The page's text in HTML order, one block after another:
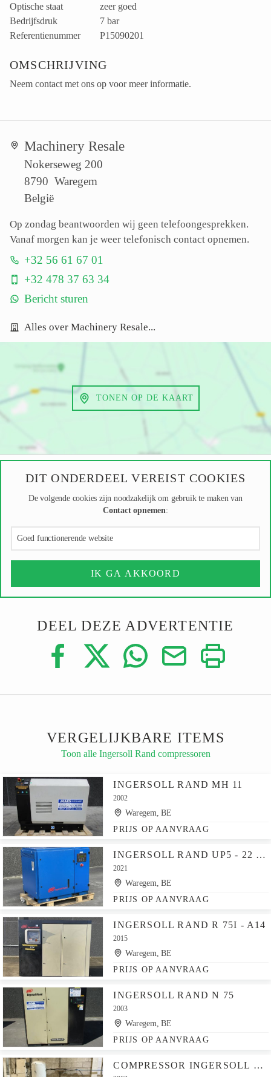
Optische staat
zeer goed
Bedrijfsdruk
7 bar
Referentienummer
P15090201
OMSCHRIJVING
Neem contact met ons op voor meer informatie.
Machinery Resale
Nokerseweg 200
8790 Waregem
België
Op zondag beantwoorden wij geen telefoongesprekken.
Vanaf morgen kan je weer telefonisch contact opnemen.
+32 56 61 67 01
+32 478 37 63 34
Bericht sturen
Alles over Machinery Resale...
TONEN OP DE KAART
DIT ONDERDEEL VEREIST COOKIES
De volgende cookies zijn noodzakelijk om gebruik te maken van
Contact opnemen:
Goed functionerende website
IK GA AKKOORD
DEEL DEZE ADVERTENTIE
VERGELIJKBARE ITEMS
Toon alle Ingersoll Rand compressoren
INGERSOLL RAND MH 11
2002
Waregem, BE
PRIJS OP AANVRAAG
INGERSOLL RAND UP5 - 22 - 10
2021
Waregem, BE
PRIJS OP AANVRAAG
INGERSOLL RAND R 75I - A14
2015
Waregem, BE
PRIJS OP AANVRAAG
INGERSOLL RAND N 75
2003
Waregem, BE
PRIJS OP AANVRAAG
COMPRESSOR INGERSOLL RAND UP 5-18-8 2003